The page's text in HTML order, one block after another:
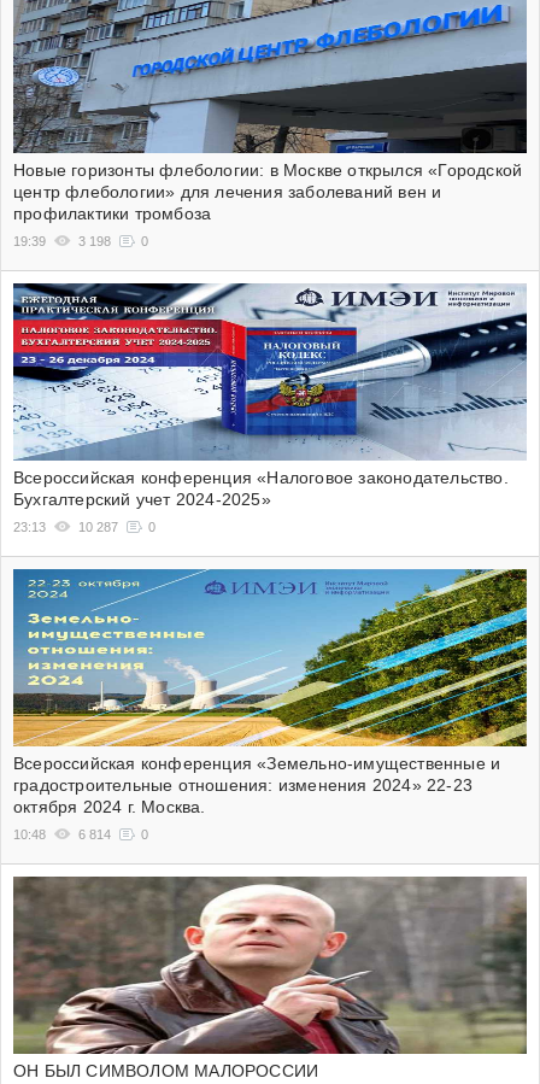
Новые горизонты флебологии: в Москве открылся «Городской
центр флебологии» для лечения заболеваний вен и
профилактики тромбоза
19:39 3 198 0
Всероссийская конференция «Налоговое законодательство.
Бухгалтерский учет 2024-2025»
23:13 10 287 0
Всероссийская конференция «Земельно-имущественные и
градостроительные отношения: изменения 2024» 22-23
октября 2024 г. Москва.
10:48 6 814 0
ОН БЫЛ СИМВОЛОМ МАЛОРОССИИ